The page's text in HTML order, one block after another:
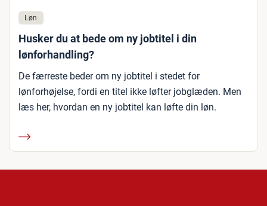
Løn
Husker du at bede om ny jobtitel i din
lønforhandling?
De færreste beder om ny jobtitel i stedet for
lønforhøjelse, fordi en titel ikke løfter jobglæden. Men
læs her, hvordan en ny jobtitel kan løfte din løn.